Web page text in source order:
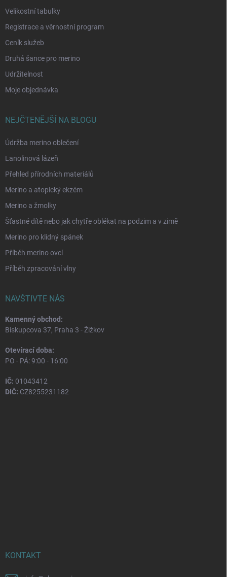
Velikostní tabulky
Registrace a věrnostní program
Ceník služeb
Druhá šance pro merino
Udržitelnost
Moje objednávka
NEJČTENĚJŠÍ NA BLOGU
Údržba merino oblečení
Lanolinová lázeň
Přehled přírodních materiálů
Merino a atopický ekzém
Merino a žmolky
Šťastné dítě nebo jak chytře oblékat na podzim a v zimě
Merino pro klidný spánek
Příběh merino ovcí
Příběh zpracování vlny
NAVŠTIVTE NÁS
Kamenný obchod:
Biskupcova 37, Praha 3 - Žižkov
Otevírací doba:
PO - PÁ: 9:00 - 16:00
IČ: 01043412
DIČ: CZ8255231182
KONTAKT